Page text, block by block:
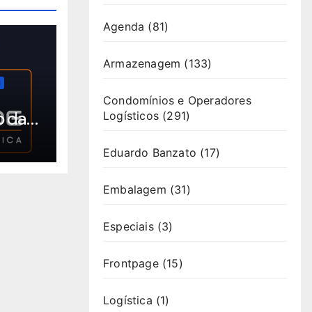
da
Agenda (81)
Armazenagem (133)
Condomínios e Operadores
Logísticos (291)
Eduardo Banzato (17)
Embalagem (31)
Especiais(3)
Frontpage(15)
Logística (1)